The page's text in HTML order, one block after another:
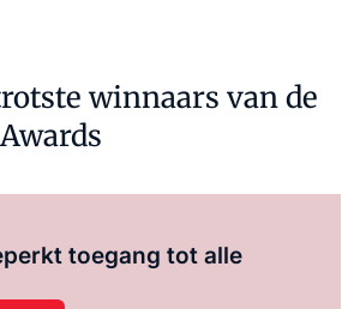
winnaars van de
toegang tot alle